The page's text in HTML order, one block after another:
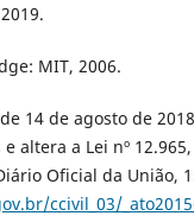
MIT, 2006.
14 de agosto de
altera a Lei nº
Oficial da União,
ccivil_03/